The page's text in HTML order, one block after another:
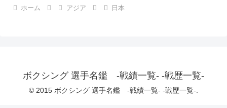
ホーム アジア 日本
ボクシング 選手名鑑 -戦績一覧- -戦歴一覧-
© 2015 ボクシング 選手名鑑 -戦績一覧- -戦歴一覧-.